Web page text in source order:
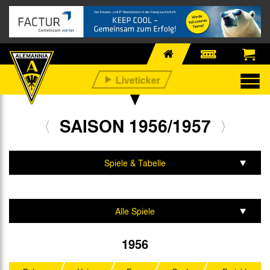
SAISON 1956/1957
Spiele & Tabelle
Alle Spiele
1956